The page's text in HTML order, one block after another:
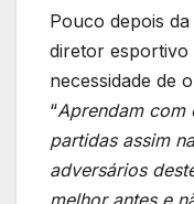
Pouco depois
diretor
necessidade de
“Aprendam com
partidas assim
adversários
melhor antes e